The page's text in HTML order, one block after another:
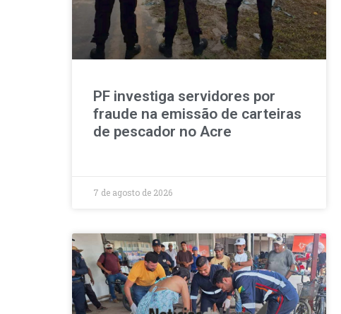
PF investiga servidores por
fraude na emissão de carteiras
de pescador no Acre
7 de agosto de 2026